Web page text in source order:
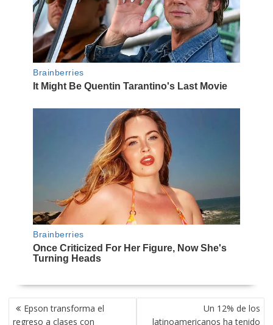
NAVEGACIÓN
DE Epson transforma el
regreso a clases con
Un 12% de los
latinoamericanos ha tenido